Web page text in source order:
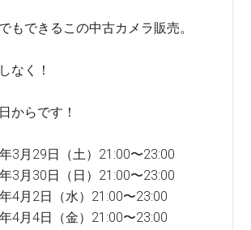
もできるこの中古カメラ販売。
なく！
からです！
3月29日（土）21:00〜23:00
3月30日（日）21:00〜23:00
4月2日（水）21:00〜23:00
4月4日（金）21:00〜23:00